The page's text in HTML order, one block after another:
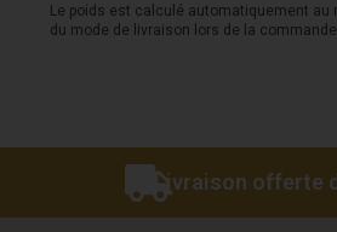
Le poids est calculé automatiquement au
du mode de livraison lors de la commande.
Livraison offerte